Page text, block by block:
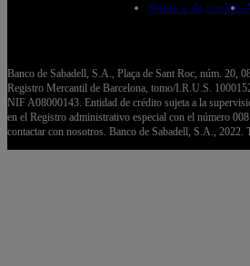
Política de cookies
Banco de Sabadell, S.A., Plaça de Sant Roc, núm. 20,
Registro Mercantil de Barcelona, tomo/I.R.U.S.
NIF A08000143. Entidad de crédito sujeta a la
en el Registro administrativo especial con el número
contactar con nosotros. Banco de Sabadell, S.A., 2022.